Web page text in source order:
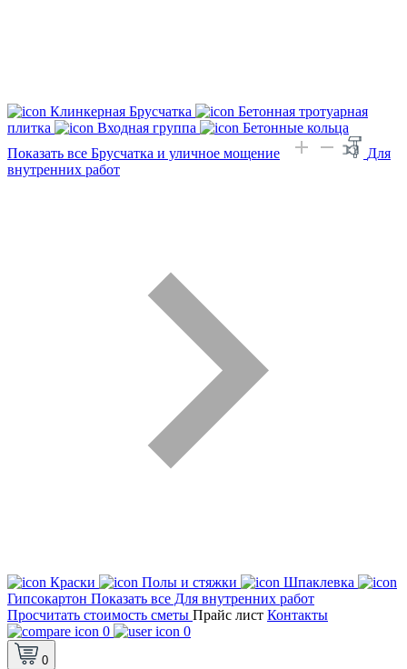
Клинкерная Брусчатка
Бетонная тротуарная
плитка
Входная группа
Бетонные кольца
Показать все Брусчатка и уличное мощение
Для
внутренних работ
Краски Полы и стяжки
Шпаклевка
Гипсокартон Показать все Для внутренних работ
Просчитать стоимость сметы Прайс лист Контакты
0
0
0